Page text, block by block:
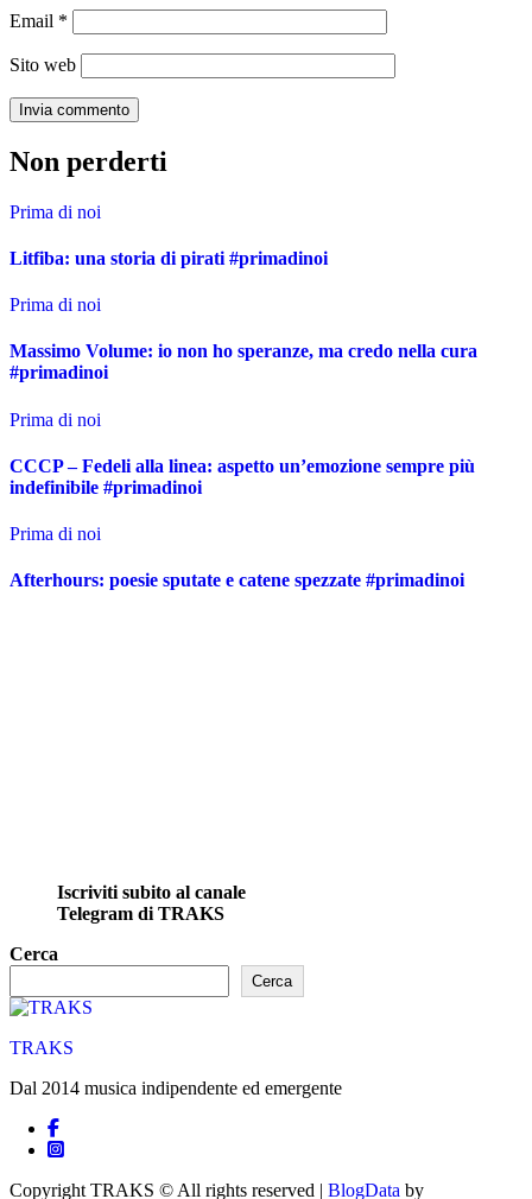
Email *
Sito web
Non perderti
Prima di noi
Litfiba: una storia di pirati #primadinoi
Prima di noi
Massimo Volume: io non ho speranze, ma credo nella cura
#primadinoi
Prima di noi
CCCP – Fedeli alla linea: aspetto un’emozione sempre più
indefinibile #primadinoi
Prima di noi
Afterhours: poesie sputate e catene spezzate #primadinoi
Iscriviti subito al canale
Telegram di TRAKS
Cerca
Cerca
TRAKS
Dal 2014 musica indipendente ed emergente
Copyright TRAKS © All rights reserved | BlogData by